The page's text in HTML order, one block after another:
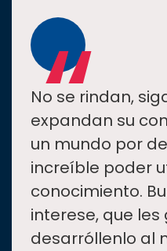
“
No se rindan,
expandan su
un mundo por
increíble poder
conocimiento.
interese, que les
desarróllenlo al